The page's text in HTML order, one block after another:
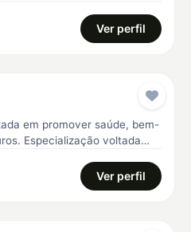
Ver perfil
em promover saúde, bem-
Especialização voltada
Ver perfil